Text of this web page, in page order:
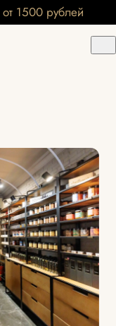
1500 рублей